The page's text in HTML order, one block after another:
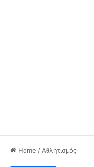
Home / Αθλητισμός